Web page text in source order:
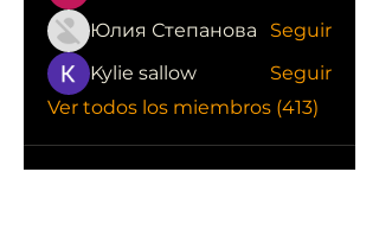
Юлия Степанова
Seguir
Kylie sallow
Seguir
Ver todos los miembros (413)